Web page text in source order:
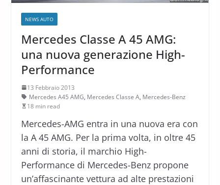
NEWS AUTO
Mercedes Classe A 45 AMG:
una nuova generazione High-
Performance
13 Febbraio 2013
Mercedes A45 AMG, Mercedes Classe A, Mercedes-Benz
18 min read
Mercedes-AMG entra in una nuova era con
la A 45 AMG. Per la prima volta, in oltre 45
anni di storia, il marchio High-
Performance di Mercedes-Benz propone
un’affascinante vettura ad alte prestazioni